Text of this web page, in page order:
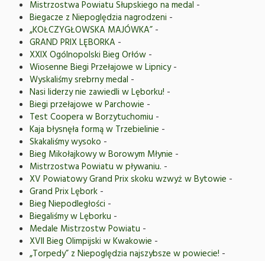
Mistrzostwa Powiatu Słupskiego na medal -
Biegacze z Niepoględzia nagrodzeni -
„KOŁCZYGŁOWSKA MAJÓWKA” -
GRAND PRIX LĘBORKA -
XXIX Ogólnopolski Bieg Orłów -
Wiosenne Biegi Przełajowe w Lipnicy-
Wyskaliśmy srebrny medal -
Nasi liderzy nie zawiedli w Lęborku! -
Biegi przełajowe w Parchowie -
Test Coopera w Borzytuchomiu -
Kaja błysnęła formą w Trzebielinie -
Skakaliśmy wysoko -
Bieg Mikołajkowy w Borowym Młynie -
Mistrzostwa Powiatu w pływaniu. -
XV Powiatowy Grand Prix skoku wzwyż w Bytowie -
Grand Prix Lębork -
Bieg Niepodległości -
Biegaliśmy w Lęborku -
Medale Mistrzostw Powiatu -
XVII Bieg Olimpijski w Kwakowie -
„Torpedy” z Niepoględzia najszybsze w powiecie! -